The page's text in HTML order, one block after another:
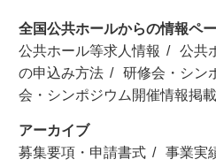
全国公共ホールからの情報ペ
公共ホール等求人情報
公共
の申込み方法
研修会・シン
会・シンポジウム開催情報掲
アーカイブ
募集要項・申請書式
事業実